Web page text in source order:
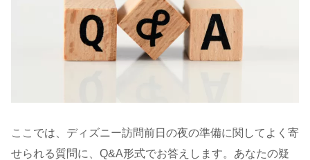
ここでは、ディズニー訪問前日の夜の準備に関してよく寄
せられる質問に、Q&A形式でお答えします。あなたの疑